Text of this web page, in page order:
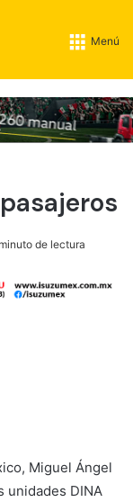
Menú
de lectura
Miguel Ángel
unidades DINA